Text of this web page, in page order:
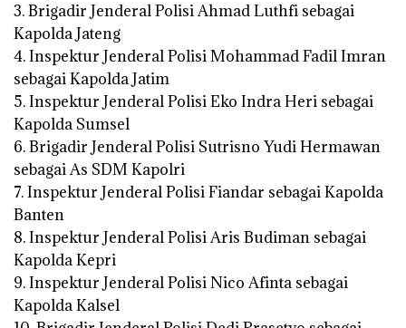
3. Brigadir Jenderal Polisi Ahmad Luthfi sebagai
Kapolda Jateng
4. Inspektur Jenderal Polisi Mohammad Fadil Imran
sebagai Kapolda Jatim
5. Inspektur Jenderal Polisi Eko Indra Heri sebagai
Kapolda Sumsel
6. Brigadir Jenderal Polisi Sutrisno Yudi Hermawan
sebagai As SDM Kapolri
7. Inspektur Jenderal Polisi Fiandar sebagai Kapolda
Banten
8. Inspektur Jenderal Polisi Aris Budiman sebagai
Kapolda Kepri
9. Inspektur Jenderal Polisi Nico Afinta sebagai
Kapolda Kalsel